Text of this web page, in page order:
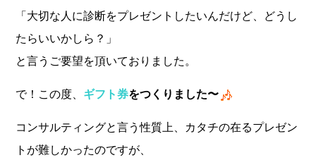
「大切な人に診断をプレゼントしたいんだけど、どうし
たらいいかしら？」
と言うご要望を頂いておりました。
で！この度、 ギフト券をつくりました〜
コンサルティングと言う性質上、カタチの在るプレゼン
トが難しかったのですが、